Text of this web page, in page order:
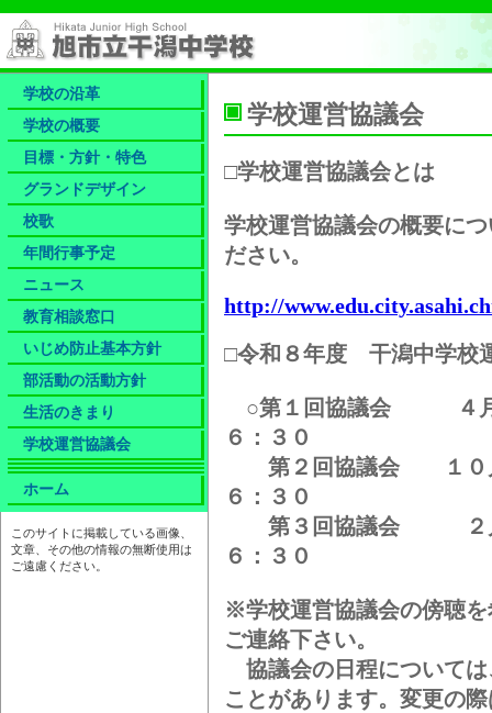
学校の沿革
学校の概要
目標・方針・特色
グランドデザイン
校歌
年間行事予定
ニュース
教育相談窓口
いじめ防止基本方針
部活動の活動方針
生活のきまり
学校運営協議会
ホーム
このサイトに掲載している画像、
文章、その他の情報の無断使用は
ご遠慮ください。
学校運営協議会
□学校運営協議会とは
学校運営協議会の概要に
ださい。
http://
□令和８年度 干潟中学校
○第１回協議会 ４月
６：３０
第２回協議会 １０月
６：３０
第３回協議会 ２月２
６：３０
※学校運営協議会の傍聴
ご連絡下さい。
協議会の日程については
ことがあります。変更の